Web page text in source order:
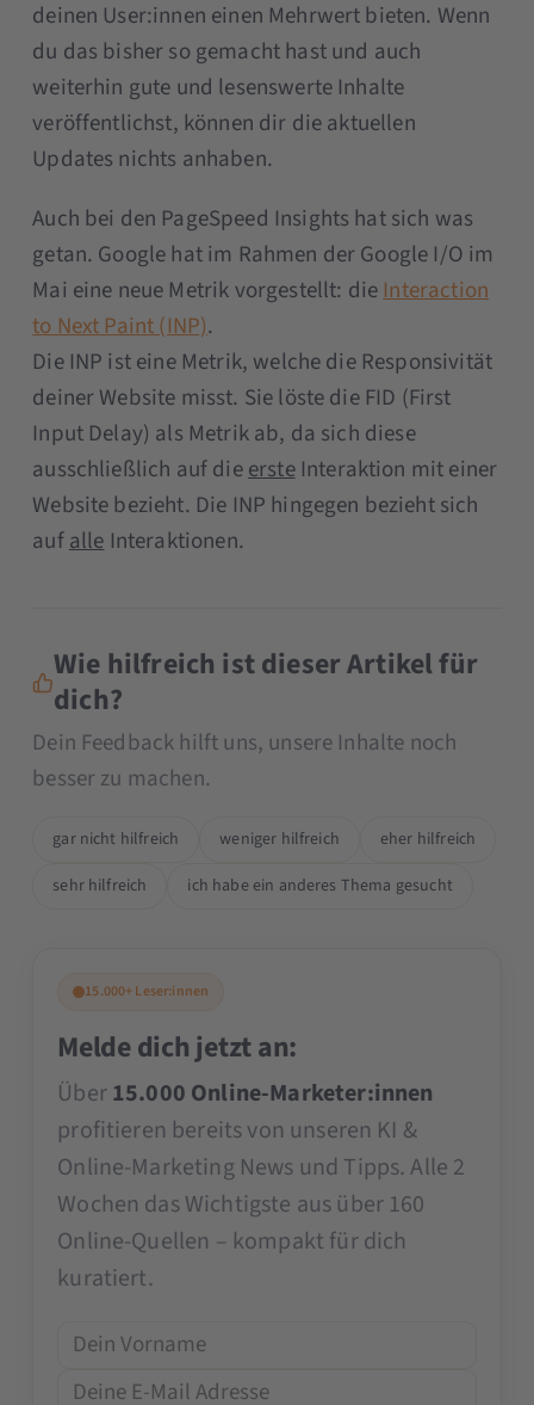
deinen User:innen einen Mehrwert bieten. Wenn
du das bisher so gemacht hast und auch
weiterhin gute und lesenswerte Inhalte
veröffentlichst, können dir die aktuellen
Updates nichts anhaben.
Auch bei den PageSpeed Insights hat sich was
getan. Google hat im Rahmen der Google I/O im
Mai eine neue Metrik vorgestellt: dieInteraction
to Next Paint (INP).
Die INP ist eine Metrik, welche die Responsivität
deiner Website misst. Sie löste die FID (First
Input Delay) als Metrik ab, da sich diese
ausschließlich auf dieersteInteraktion mit einer
Website bezieht. Die INP hingegen bezieht sich
aufalleInteraktionen.
Wie hilfreich ist dieser Artikel für
dich?
Dein Feedback hilft uns, unsere Inhalte noch
besser zu machen.
gar nicht hilfreich weniger hilfreich
eher hilfreich
sehr hilfreich
ich habe ein anderes Thema gesucht
15.000+ Leser:innen
Melde dich jetzt an:
Über15.000 Online-Marketer:innen
profitieren bereits von unseren KI &
Online-Marketing News und Tipps. Alle 2
Wochen das Wichtigste aus über 160
Online-Quellen – kompakt für dich
kuratiert.